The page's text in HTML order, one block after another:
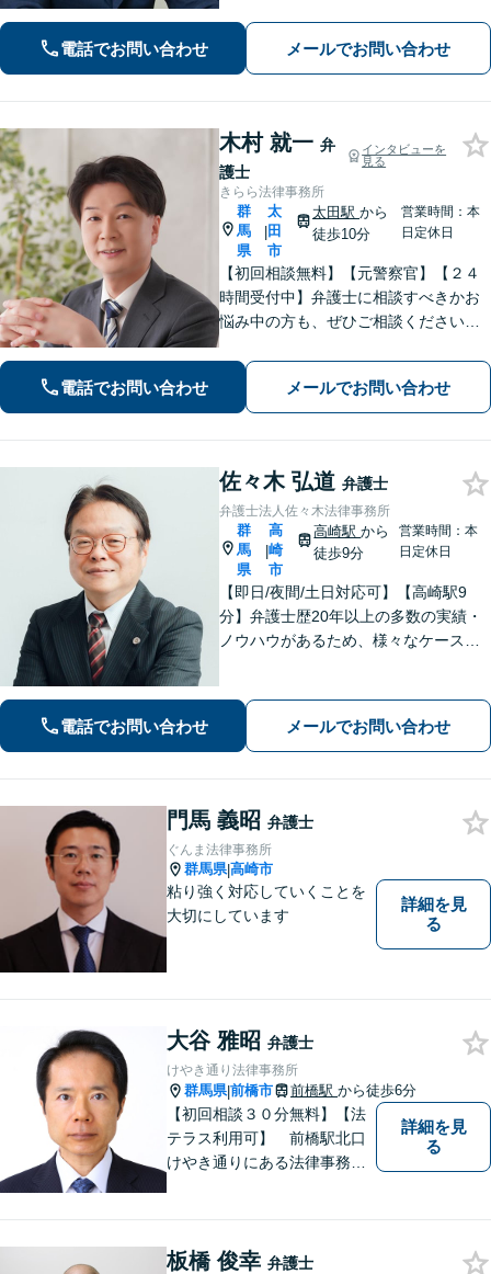
【初回面談無料】【群馬総社駅・車15
分】
電話でお問い合わせ メールでお問い合わせ
木村 就一 弁
護士
インタビューを
見る
きらら法律事務所
群
馬
県
|
太
田
市
太田駅 から
徒歩10分
営業時間：本
日定休日
【初回相談無料】【元警察官】【２４
時間受付中】弁護士に相談すべきかお
悩み中の方も、ぜひご相談ください
法務など】ご相談者さまに寄り添い、
きめ細やかな対応で、スピーディーに
最良の解決を目指します【土日・夜間
相談可能】。
電話でお問い合わせ メールでお問い合わせ
佐々木 弘道 弁護士
弁護士法人佐々木法律事務所
群
馬
県
|
高
崎
市
高崎駅から
徒歩9分
営業時間：本
日定休日
【即日/夜間/土日対応可】【高崎駅9
分】弁護士歴20年以上の多数の実績・
ノウハウがあるため、様々なケースで
験・ノウハウを活かして共同して取り
組んでいきます。
電話でお問い合わせ メールでお問い合わせ
門馬 義昭 弁護士
ぐんま法律事務所
群馬県|高崎市
粘り強く対応していくことを
大切にしています
詳細を見
る
大谷 雅昭 弁護士
けやき通り法律事務所
群馬県|前橋市 前橋駅 から徒歩6分
【初回相談３０分無料】【法
テラス利用可】 前橋駅北口
けやき通りにある法律事務所
詳細を見
る
板橋 俊幸 弁護士